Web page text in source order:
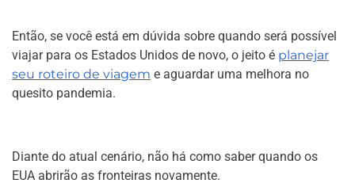
Então, se você está em dúvida sobre quando será possível
viajar para os Estados Unidos de novo, o jeito é planejar
seu roteiro de viagem e aguardar uma melhora no
quesito pandemia.
Diante do atual cenário, não há como saber quando os
EUA abrirão as fronteiras novamente.